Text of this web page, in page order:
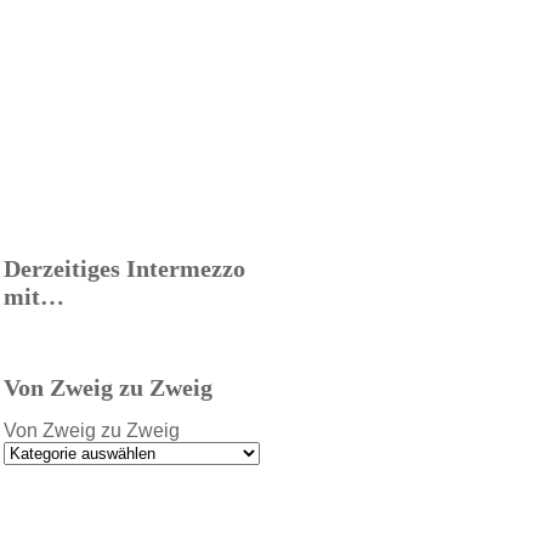
Derzeitiges Intermezzo
mit…
Von Zweig zu Zweig
Von Zweig zu Zweig